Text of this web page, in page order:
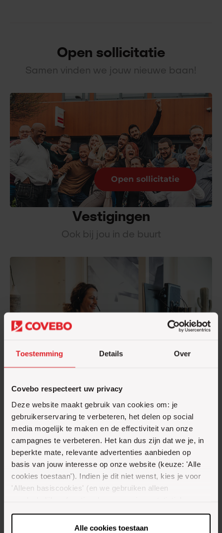
Toestemming Details Over
Covebo respecteert uw privacy
Deze website maakt gebruik van cookies om: je
gebruikerservaring te verbeteren, het delen op social
media mogelijk te maken en de effectiviteit van onze
campagnes te verbeteren. Het kan dus zijn dat we je, in
beperkte mate, relevante advertenties aanbieden op
basis van jouw interesse op onze website (keuze: 'Alle
cookies toestaan'). Indien je dit niet wenst, kies je voor
'Alleen basiscookies' (en we gebruiken alleen
cookies). Dit bericht verdwijnt zodra je een keuze maakt.
De 'Details tonen' knop geeft per categorie een korte
Alle cookies toestaan
Open sollicitatie
Samen vinden we jouw nieuwe baan!
Open sollicitatie
Vestigingen
Ook bij jou in de buurt
We sturen je 1 keer per week nieuwe
vacatures;
op basis van jouw zoekopdracht;
alleen mail bij nieuwe vacatures.
E-mailadres